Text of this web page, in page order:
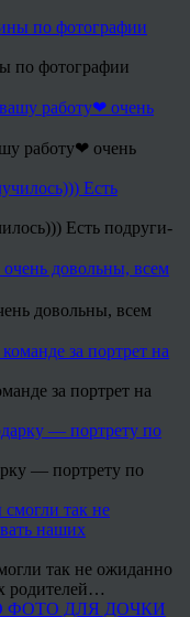
по фотографии
работу❤ очень
Есть подруги-
довольны, всем
за портрет на
— портрету по
так не ожиданно
родителей…